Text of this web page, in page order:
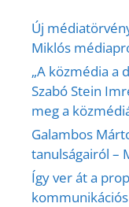
Új
Miklós
„A közmédia a
Szabó Stein
meg a
Galambos
tanulságairól –
Így ver át a